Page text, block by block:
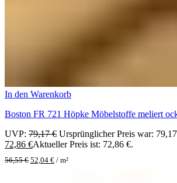
In den Warenkorb
Boston FR 721 Höpke Möbelstoffe meliert
UVP: 79,17€ Ursprünglicher Preis war:
72,86 €Aktueller Preis ist: 72,86 €.
56,55€ 52,04 € / m²